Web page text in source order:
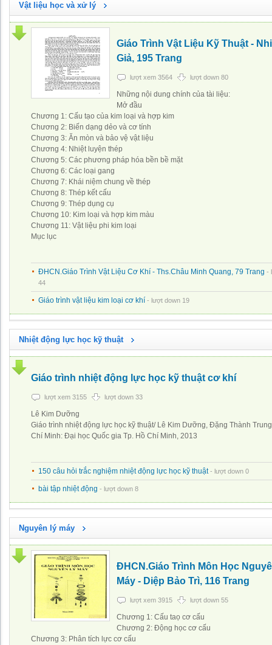
Vật liệu học và xử lý
Giáo Trình Vật Liệu Kỹ Thuật -
Giả, 195 Trang
lượt xem 3564 lượt down 80
Những nội dung chính của tài liệu:
Mở đầu
Chương 1: Cấu tạo của kim loại và hợp kim
Chương 2: Biến dạng dẻo và cơ tính
Chương 3: Ăn mòn và bảo vệ vật liệu
Chương 4: Nhiệt luyện thép
Chương 5: Các phương pháp hóa bền bề mặt
Chương 6: Các loại gang
Chương 7: Khái niệm chung về thép
Chương 8: Thép kết cấu
Chương 9: Thép dụng cụ
Chương 10: Kim loại và hợp kim màu
Chương 11: Vật liệu phi kim loại
Mục lục
ĐHCN.Giáo Trình Vật Liệu Cơ Khí - Ths.Châu Minh Quang, 79 Trang -
44
Giáo trình vật liệu kim loại cơ khí - lượt down 19
Nhiệt động lực học kỹ thuật
Giáo trình nhiệt động lực học kỹ thuật cơ khí
lượt xem 3155 lượt down 33
Lê Kim Dưỡng
Giáo trình nhiệt động lực học kỹ thuật/ Lê Kim Dưỡng, Đặng Thành
Chí Minh: Đại học Quốc gia Tp. Hồ Chí Minh, 2013
150 câu hỏi trắc nghiệm nhiệt động lực học kỹ thuật - lượt down 0
bài tập nhiệt động - lượt down 8
Nguyên lý máy
ĐHCN.Giáo Trình Môn Học
Máy - Diệp Bảo Trì, 116 Trang
lượt xem 3915 lượt down 55
Chương 1: Cấu taọ cơ cấu
Chương 2: Động học cơ cấu
Chương 3: Phân tích lực cơ cấu